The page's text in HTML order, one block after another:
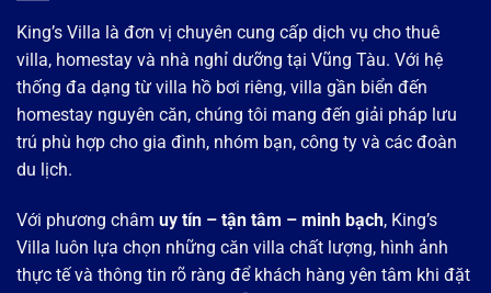
King’s Villa là đơn vị chuyên cung cấp dịch vụ cho thuê
villa, homestay và nhà nghỉ dưỡng tại Vũng Tàu. Với hệ
thống đa dạng từ villa hồ bơi riêng, villa gần biển đến
homestay nguyên căn, chúng tôi mang đến giải pháp lưu
trú phù hợp cho gia đình, nhóm bạn, công ty và các đoàn
du lịch.
Với phương châm uy tín – tận tâm – minh bạch, King’s
Villa luôn lựa chọn những căn villa chất lượng, hình ảnh
thực tế và thông tin rõ ràng để khách hàng yên tâm khi đặt